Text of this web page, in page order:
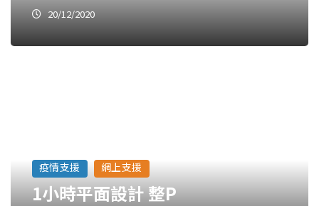
20/12/2020
疫情支援 網上支援
1小時平面設計 整P